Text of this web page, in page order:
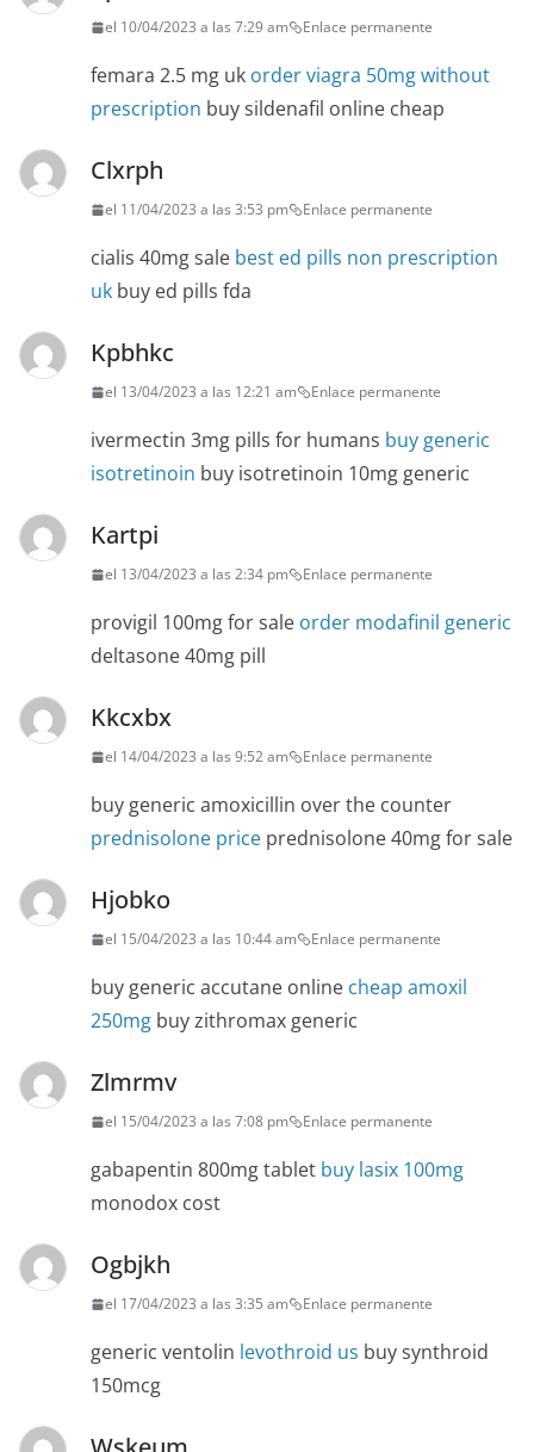
el 10/04/2023 a las 7:29 am Enlace permanente
femara 2.5 mg uk order viagra 50mg without
prescription buy sildenafil online cheap
Clxrph
el 11/04/2023 a las 3:53 pm Enlace permanente
cialis 40mg sale best ed pills non prescription
uk buy ed pills fda
Kpbhkc
el 13/04/2023 a las 12:21 am Enlace permanente
ivermectin 3mg pills for humans buy generic
isotretinoin buy isotretinoin 10mg generic
Kartpi
el 13/04/2023 a las 2:34 pm Enlace permanente
provigil 100mg for sale order modafinil generic
deltasone 40mg pill
Kkcxbx
el 14/04/2023 a las 9:52 am Enlace permanente
buy generic amoxicillin over the counter
prednisolone price prednisolone 40mg for sale
Hjobko
el 15/04/2023 a las 10:44 am Enlace permanente
buy generic accutane online cheap amoxil
250mg buy zithromax generic
Zlmrmv
el 15/04/2023 a las 7:08 pm Enlace permanente
gabapentin 800mg tablet buy lasix 100mg
monodox cost
Ogbjkh
el 17/04/2023 a las 3:35 am Enlace permanente
generic ventolin levothroid us buy synthroid
150mcg